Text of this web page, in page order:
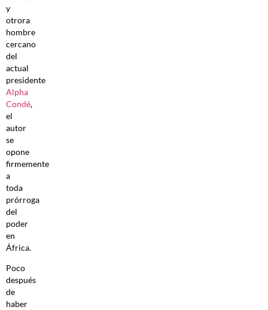
y
otrora
hombre
cercano
del
actual
presidente
Alpha
Condé,
el
autor
se
opone
firmemente
a
toda
prórroga
del
poder
en
África.
Poco
después
de
haber